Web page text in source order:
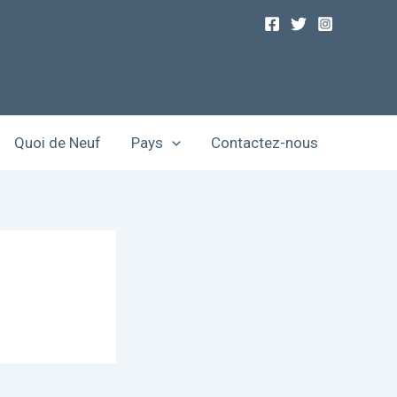
Quoi de Neuf Pays Contactez-nous